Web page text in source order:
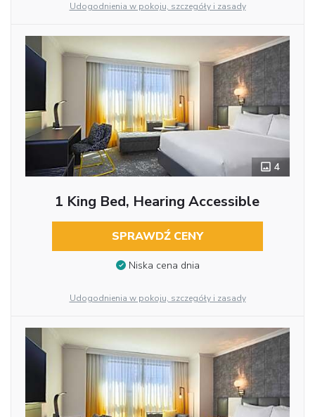
Udogodnienia w pokoju, szczegóły i zasady
4
1 King Bed, Hearing Accessible
SPRAWDŹ CENY
Niska cena dnia
Udogodnienia w pokoju, szczegóły i zasady